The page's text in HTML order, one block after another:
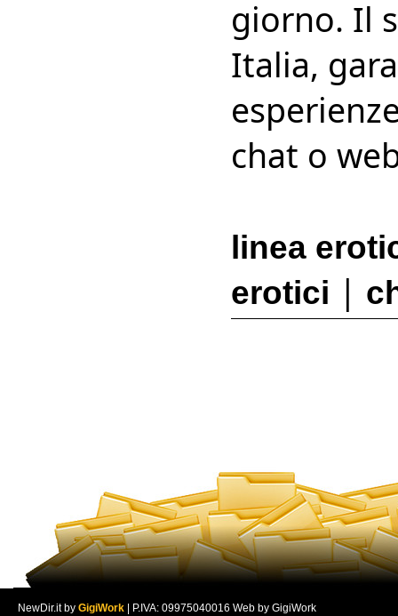
giorno. Il
Italia,
chat o
linea
erotici |
NewDir.it by GigiWork | P.IVA: 09975040016 Web by GigiWork